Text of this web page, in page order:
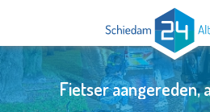
Fietser aangereden,